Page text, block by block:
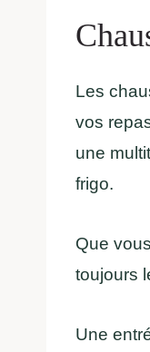
Les
vos
une
frigo.
Que
toujours
Une